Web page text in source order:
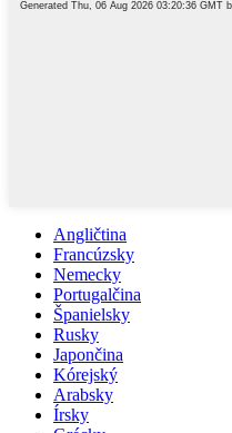
Angličtina
Francúzsky
Nemecky
Portugalčina
Španielsky
Rusky
Japončina
Kórejský
Arabsky
Írsky